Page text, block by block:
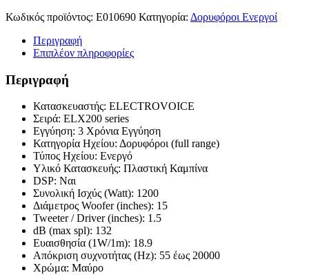
Κωδικός προϊόντος: E010690 Κατηγορία: Δορυφόροι Ενεργοί
Περιγραφή
Επιπλέον πληροφορίες
Περιγραφή
Κατασκευαστής: ELECTROVOICE
Σειρά: ELX200 series
Εγγύηση: 3 Χρόνια Εγγύηση
Κατηγορία Ηχείου: Δορυφόροι (full range)
Τύπος Ηχείου: Ενεργό
Υλικό Κατασκευής: Πλαστική Καμπίνα
DSP: Ναι
Συνολική Ισχύς (Watt): 1200
Διάμετρος Woofer (inches): 15
Tweeter / Driver (inches): 1.5
dB (max spl): 132
Ευαισθησία (1W/1m): 18.9
Απόκριση συχνοτήτας (Hz): 55 έως 20000
Χρώμα: Μαύρο